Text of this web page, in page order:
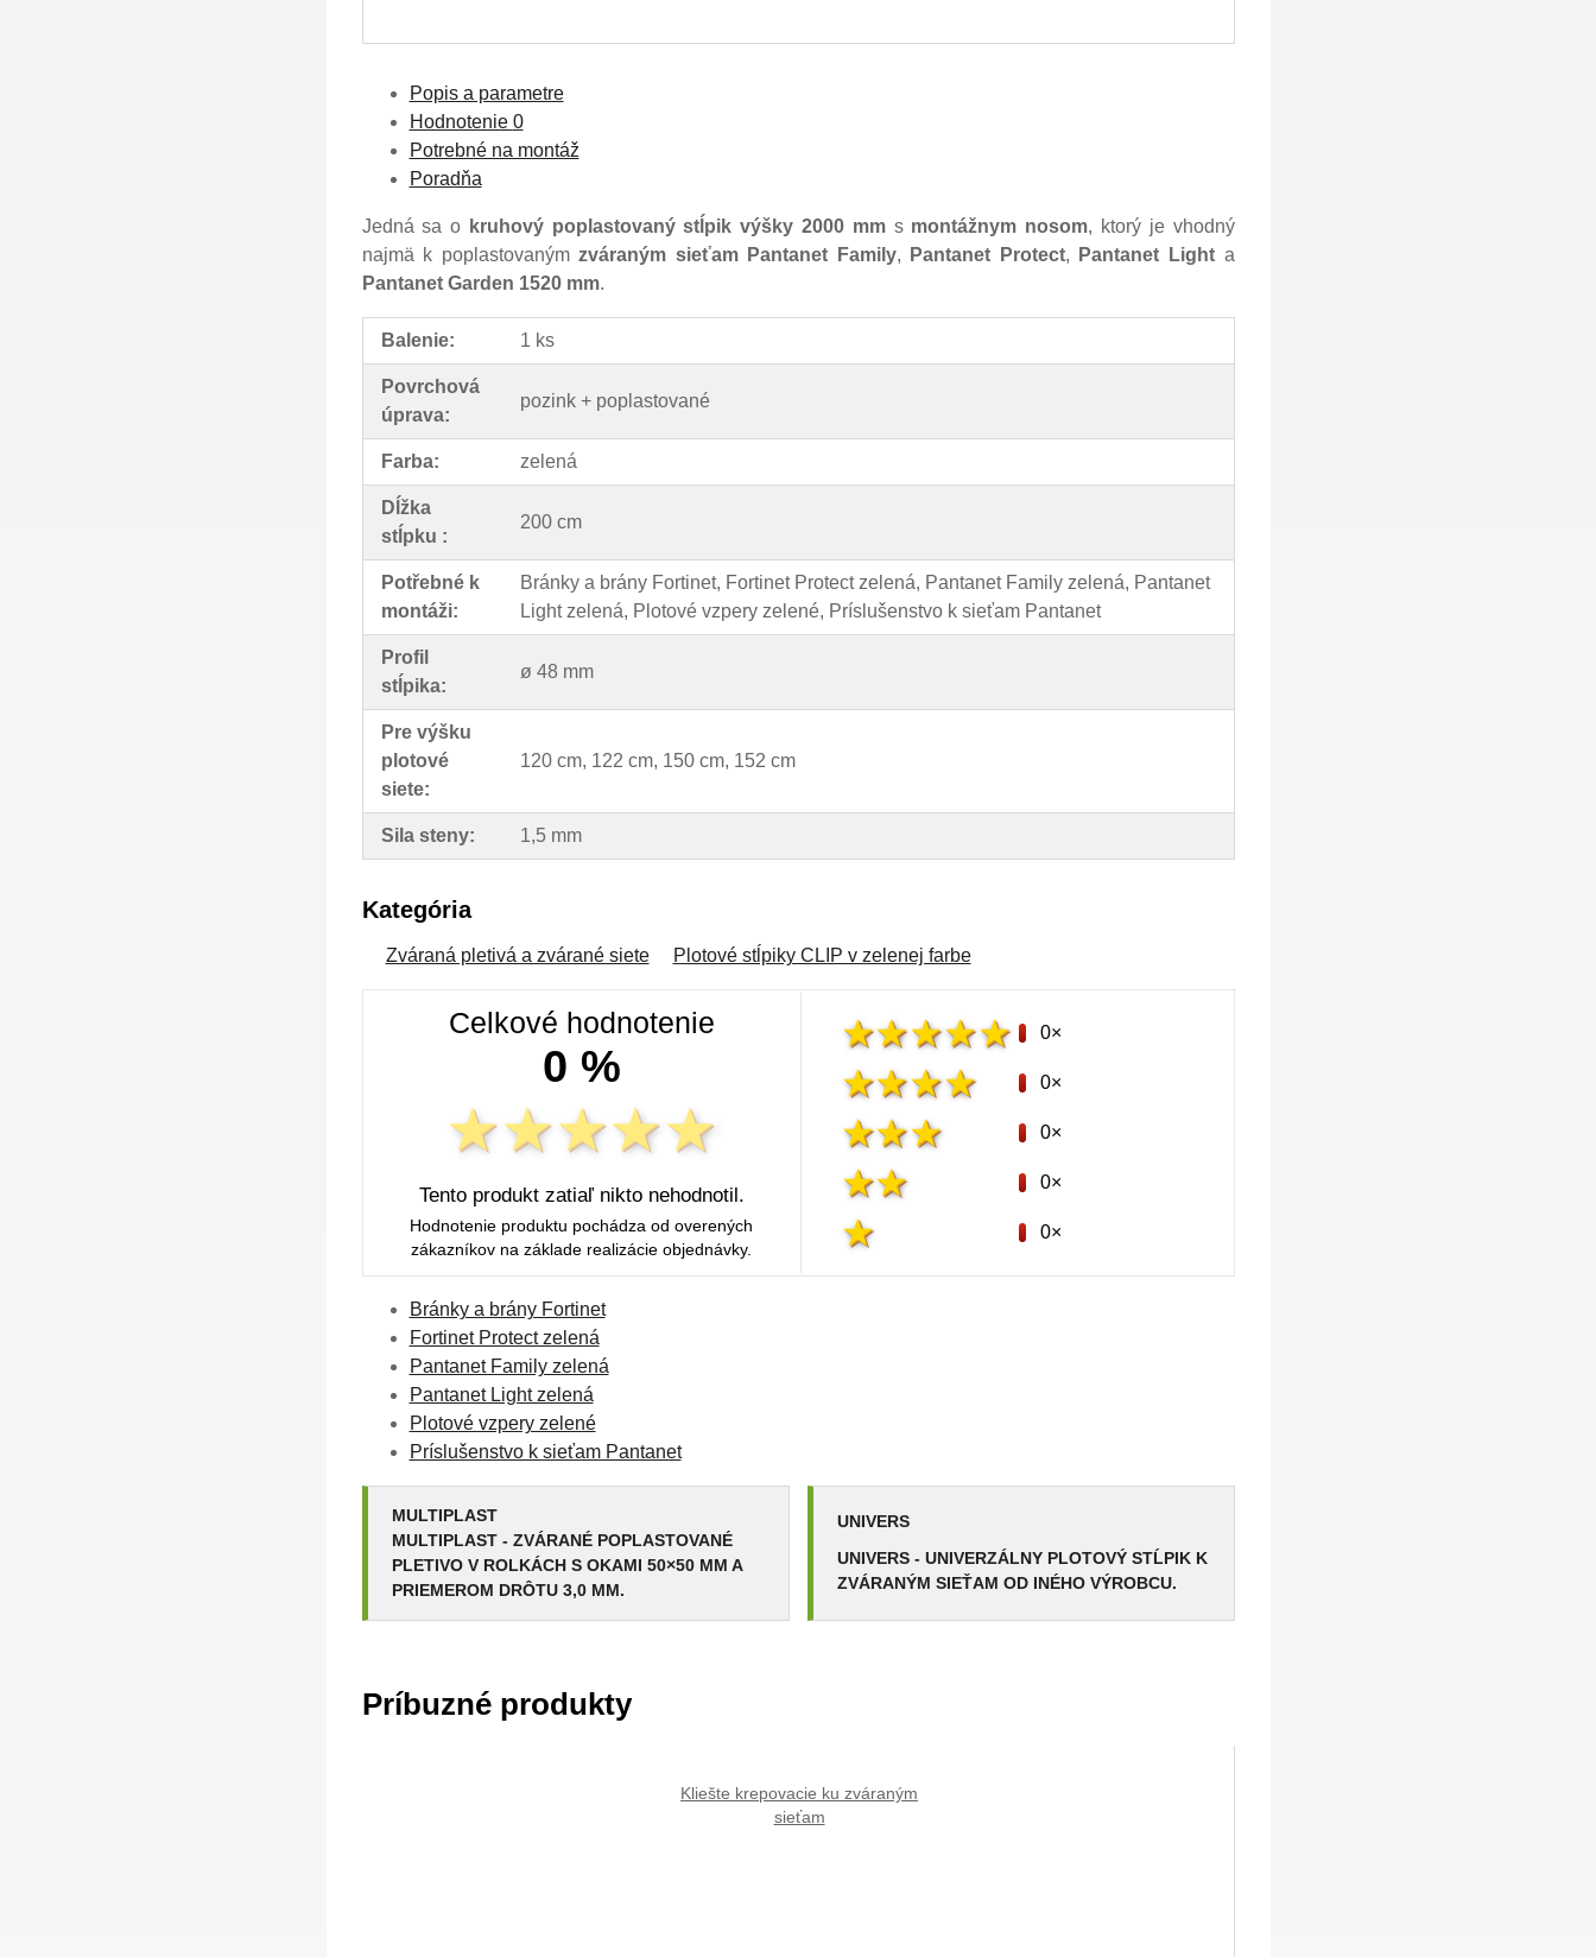
Popis a parametre
Hodnotenie 0
Potrebné na montáž
Poradňa
Jedná sa o kruhový poplastovaný stĺpik výšky 2000 mms montážnym nosom, ktorý je vhodný
najmä k poplastovanýmzváraným sieťam Pantanet Family, Pantanet Protect, Pantanet Lighta
Pantanet Garden 1520 mm.
Balenie: 1 ks
Povrchová
úprava:
pozink + poplastované
Farba: zelená
Dĺžka
stĺpku :
200 cm
Potřebné k
montáži:
Bránky a brány Fortinet, Fortinet Protect zelená, Pantanet Family zelená, Pantanet
Light zelená, Plotové vzpery zelené, Príslušenstvo k sieťam Pantanet
Profil
stĺpika:
ø 48 mm
Pre výšku
plotové
siete:
120 cm, 122 cm, 150 cm, 152 cm
Sila steny: 1,5 mm
Kategória
Zváraná pletivá a zvárané siete Plotové stĺpiky CLIP v zelenej farbe
Celkové hodnotenie
0 %
Tento produkt zatiaľ nikto nehodnotil.
Hodnotenie produktu pochádza od overených
zákazníkov na základe realizácie objednávky.
0×
0×
0×
0×
0×
Bránky a brány Fortinet
Fortinet Protect zelená
Pantanet Family zelená
Pantanet Light zelená
Plotové vzpery zelené
Príslušenstvo k sieťam Pantanet
MULTIPLAST
MULTIPLAST - ZVÁRANÉ POPLASTOVANÉ
PLETIVO V ROLKÁCH S OKAMI 50×50 MM A
PRIEMEROM DRÔTU 3,0 MM.
UNIVERS
UNIVERS - UNIVERZÁLNY PLOTOVÝ STĹPIK K
ZVÁRANÝM SIEŤAM OD INÉHO VÝROBCU.
Príbuzné produkty
Kliešte krepovacie ku zváraným
sieťam